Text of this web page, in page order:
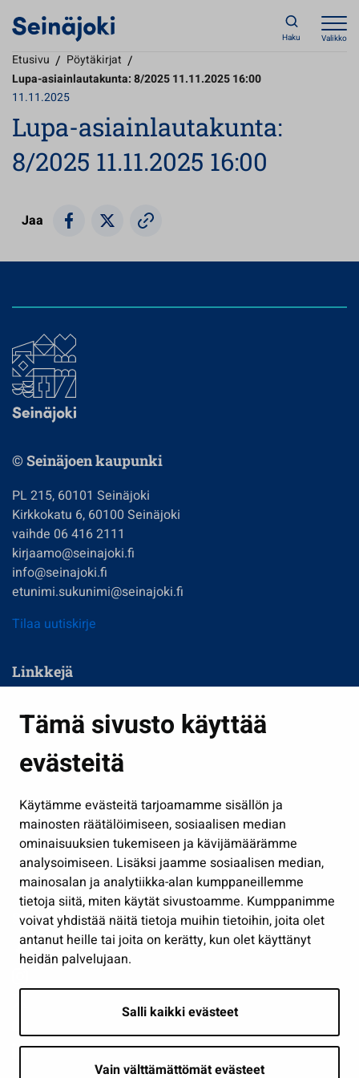
Tämä sivusto käyttää
evästeitä
Käytämme evästeitä tarjoamamme sisällön ja
mainosten räätälöimiseen, sosiaalisen median
ominaisuuksien tukemiseen ja kävijämäärämme
analysoimiseen. Lisäksi jaamme sosiaalisen median,
mainosalan ja analytiikka-alan kumppaneillemme
tietoja siitä, miten käytät sivustoamme. Kumppanimme
voivat yhdistää näitä tietoja muihin tietoihin, joita olet
antanut heille tai joita on kerätty, kun olet käyttänyt
heidän palvelujaan.
Salli kaikki evästeet
Vain välttämättömät evästeet
Haku Valikko
Etusivu / Pöytäkirjat /
Lupa-asiainlautakunta: 8/2025 11.11.2025 16:00
11.11.2025
Lupa-asiainlautakunta:
8/2025 11.11.2025 16:00
Jaa
© Seinäjoen kaupunki
PL 215, 60101 Seinäjoki
Kirkkokatu 6, 60100 Seinäjoki
vaihde 06 416 2111
kirjaamo@seinajoki.fi
info@seinajoki.fi
etunimi.sukunimi@seinajoki.fi
Tilaa uutiskirje
Linkkejä
Kasvatus ja opetus
Kulttuuri ja liikunta
Työ ja yrittäminen
Osallistu ja asioi
Näytä omat evästeasetukseni
Seuraa meitä